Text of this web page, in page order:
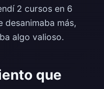
2 cursos en 6
desanimaba más,
algo valioso.
que